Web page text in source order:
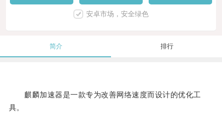
安卓市场，安全绿色
简介 排行
麒麟加速器是一款专为改善网络速度而设计的优化工
具。